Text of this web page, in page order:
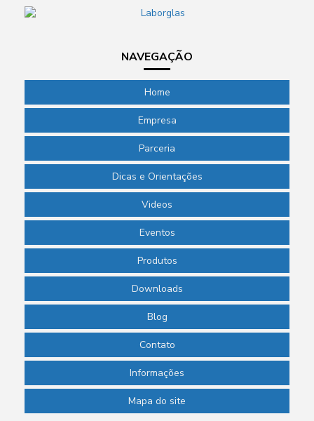
NAVEGAÇÃO
Home
Empresa
Parceria
Dicas e Orientações
Videos
Eventos
Produtos
Downloads
Blog
Contato
Informações
Mapa do site